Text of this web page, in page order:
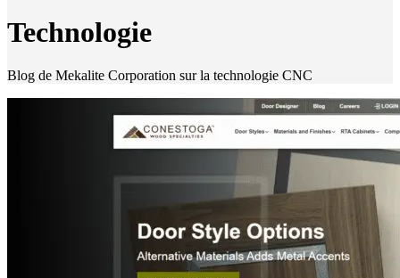
Technologie
Blog de Mekalite Corporation sur la technologie CNC